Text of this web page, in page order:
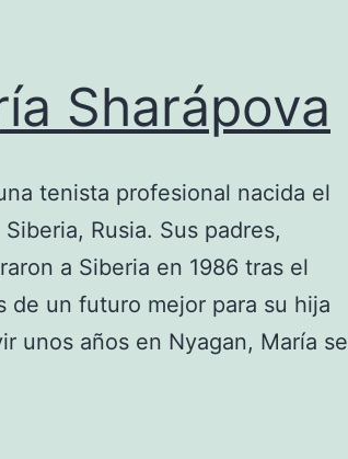
Sharápova
tenista profesional nacida el
Rusia. Sus padres,
a Siberia en 1986 tras el
un futuro mejor para su hija
unos años en Nyagan, María se